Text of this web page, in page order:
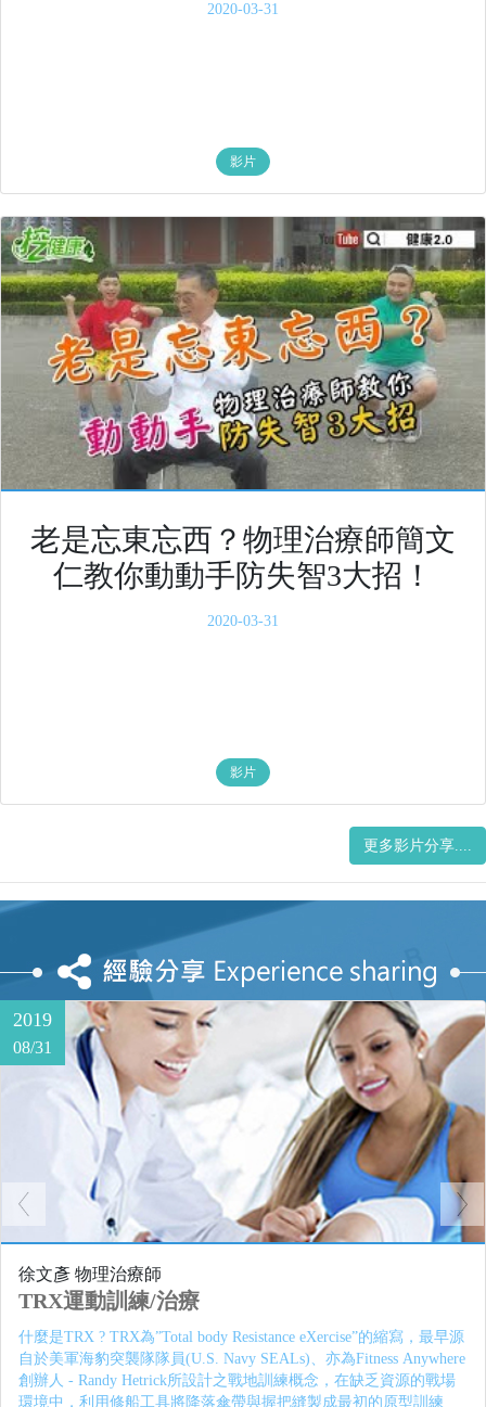
2020-03-31
影片
老是忘東忘西？物理治療師簡文
仁教你動動手防失智3大招！
2020-03-31
影片
更多影片分享....
2019
08/31
徐文彥 物理治療師
前 / 後十字韌帶及半月軟骨術後運動物理治療
半月軟骨的受傷原因大多是下肢著地，半月板受到股骨與脛骨的關
節面撞擊而破裂。或是膝關節在承重及壓迫之下又伴隨著"扭轉"而
造成的。 前/後十字韌帶，往往因為煞車、撞擊、跳躍著地而造成部
分撕裂或斷裂。以每位患者受傷程度，經過物理治療測試及MRI(核
Previous